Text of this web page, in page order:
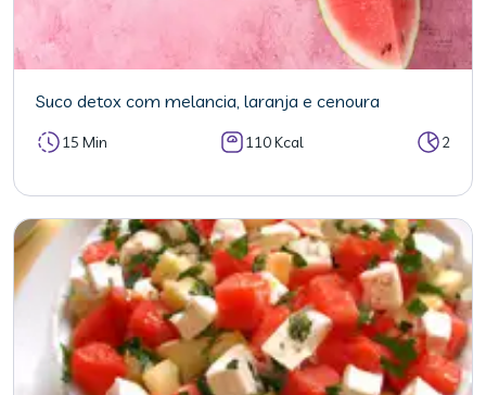
Suco detox com melancia, laranja e cenoura
15 Min 110 Kcal 2